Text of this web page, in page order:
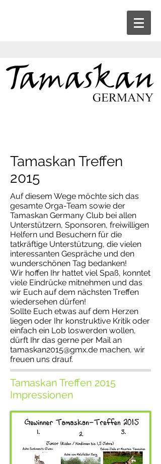
Tamaskan Treffen
2015
Auf diesem Wege möchte sich das
gesamte Orga-Team sowie der
Tamaskan Germany Club bei allen
Unterstützern, Sponsoren, freiwilligen
Helfern und Besuchern für die
tatkräftige Unterstützung, die vielen
interessanten Gespräche und den
wunderschönen Tag bedanken!
Wir hoffen Ihr hattet viel Spaß, konntet
viele Eindrücke mitnehmen und das
wir Euch auf dem nächsten Treffen
wiedersehen dürfen!
Sollte Euch etwas auf dem Herzen
liegen oder Ihr konstruktive Kritik oder
einfach ein Lob loswerden wollen,
dürft Ihr das gerne per Mail an
tamaskan2015@gmx.de machen, wir
freuen uns drauf.
Tamaskan Treffen 2015
Impressionen